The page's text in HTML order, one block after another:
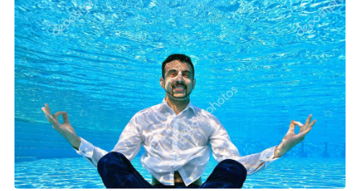
เจริญพันธุ์ สูติศาสตร์-นรีเวชวิทยา และการผ่าตัดส่อง
กล้อง ด้วยประสบการณ์กว่า 30 ปี โดยมีความเชี่ยวชาญ
ในการวินิจฉัยและรักษาภาวะมีบุตรยาก รวมถึงการใช้
เทคโนโลยีช่วยการเจริญพันธุ์สมัยใหม่เพื่อช่วยให้คู่รักได้
มีโอกาสสร้างครอบครัวอย่างสมบูรณ์
F
a
L
i
T
w
C
o
Share
S
h